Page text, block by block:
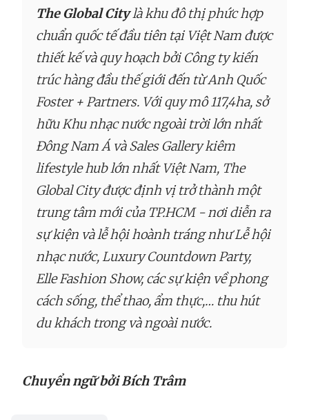
The Global Citylà khu đô thị phức hợp
chuẩn quốc tế đầu tiên tại Việt Nam được
thiết kế và quy hoạch bởi Công ty kiến
trúc hàng đầu thế giới đến từ Anh Quốc
Foster + Partners. Với quy mô 117,4ha, sở
hữu Khu nhạc nước ngoài trời lớn nhất
Đông Nam Á và Sales Gallery kiêm
lifestyle hub lớn nhất Việt Nam, The
Global City được định vị trở thành một
trung tâm mới của TP.HCM - nơi diễn ra
sự kiện và lễ hội hoành tráng như Lễ hội
nhạc nước, Luxury Countdown Party,
Elle Fashion Show, các sự kiện về phong
cách sống, thể thao, ẩm thực,… thu hút
du khách trong và ngoài nước.
Chuyển ngữ bởi Bích Trâm